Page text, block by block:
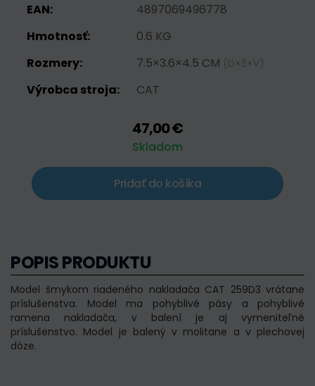
EAN:
4897069496778
Hmotnosť:
0.6 KG
Rozmery:
7.5×3.6×4.5 CM (D×Š×V)
Výrobca stroja: CAT
47,00 €
Skladom
Pridať do košíka
POPIS PRODUKTU
Model šmykom riadeného nakladača CAT 259D3 vrátane
príslušenstva. Model ma pohyblivé pásy a pohyblivé
ramena nakladača, v balení je aj vymeniteľné
príslušenstvo. Model je balený v molitane a v plechovej
dóze.